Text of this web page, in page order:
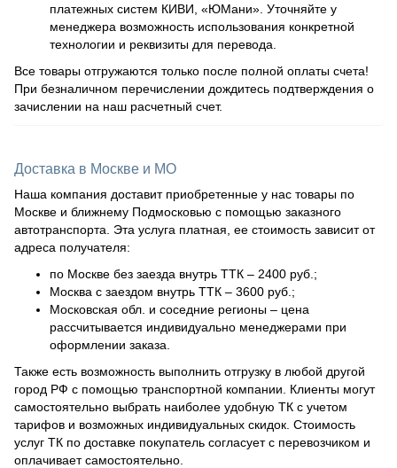
платежных систем КИВИ, «ЮМани». Уточняйте у
менеджера возможность использования конкретной
технологии и реквизиты для перевода.
Все товары отгружаются только после полной оплаты счета!
При безналичном перечислении дождитесь подтверждения о
зачислении на наш расчетный счет.
Доставка в Москве и МО
Наша компания доставит приобретенные у нас товары по
Москве и ближнему Подмосковью с помощью заказного
автотранспорта. Эта услуга платная, ее стоимость зависит от
адреса получателя:
по Москве без заезда внутрь ТТК – 2400 руб.;
Москва с заездом внутрь ТТК – 3600 руб.;
Московская обл. и соседние регионы – цена
рассчитывается индивидуально менеджерами при
оформлении заказа.
Также есть возможность выполнить отгрузку в любой другой
город РФ с помощью транспортной компании. Клиенты могут
самостоятельно выбрать наиболее удобную ТК с учетом
тарифов и возможных индивидуальных скидок. Стоимость
услуг ТК по доставке покупатель согласует с перевозчиком и
оплачивает самостоятельно.